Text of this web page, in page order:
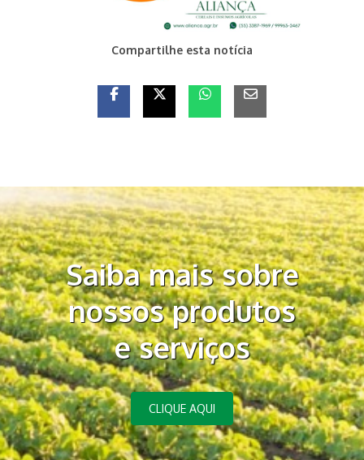
Compartilhe esta notícia
Saiba mais sobre
nossos produtos
e serviços
CLIQUE AQUI